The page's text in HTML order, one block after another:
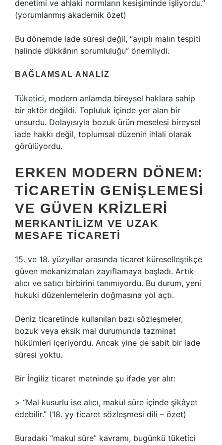
denetimi ve ahlaki normların kesişiminde işliyordu.”
(yorumlanmış akademik özet)
Bu dönemde iade süresi değil, “ayıplı malın tespiti
halinde dükkânın sorumluluğu” önemliydi.
BAĞLAMSAL ANALIZ
Tüketici, modern anlamda bireysel haklara sahip
bir aktör değildi. Topluluk içinde yer alan bir
unsurdu. Dolayısıyla bozuk ürün meselesi bireysel
iade hakkı değil, toplumsal düzenin ihlali olarak
görülüyordu.
ERKEN MODERN DÖNEM:
TICARETIN GENIŞLEMESI
VE GÜVEN KRIZLERI
MERKANTILIZM VE UZAK
MESAFE TICARETI
15. ve 18. yüzyıllar arasında ticaret küreselleştikçe
güven mekanizmaları zayıflamaya başladı. Artık
alıcı ve satıcı birbirini tanımıyordu. Bu durum, yeni
hukuki düzenlemelerin doğmasına yol açtı.
Deniz ticaretinde kullanılan bazı sözleşmeler,
bozuk veya eksik mal durumunda tazminat
hükümleri içeriyordu. Ancak yine de sabit bir iade
süresi yoktu.
Bir İngiliz ticaret metninde şu ifade yer alır:
> “Mal kusurlu ise alıcı, makul süre içinde şikâyet
edebilir.” (18. yy ticaret sözleşmesi dili – özet)
Buradaki “makul süre” kavramı, bugünkü tüketici